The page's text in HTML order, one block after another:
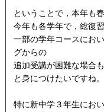
ということで，本年も
今年も各学年で，総復
一部の学年コースにお
グからの
追加受講が困難な場合
と身につけたいですね。
特に新中学３年生にお